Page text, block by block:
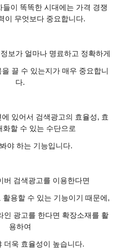
이 똑똑한 시대에는 가격 경쟁
이 무엇보다 중요합니다.
보가 얼마나 명료하고 정확하게
끌 수 있는지가 매우 중요합니
다.
있어서 검색광고의 효율성, 효
화할 수 있는 수단으로
야 하는 기능입니다.
버 검색광고를 이용한다면
용할 수 있는 기능이기 때문에 ,
인 광고를 한다면 확장소재를 활
용하여
더욱 효율성이 높습니다.